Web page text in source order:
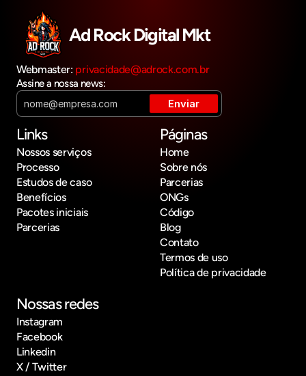
Ad Rock Digital Mkt
Webmaster: privacidade@adrock.com.br
Assine a nossa news:
Links
Nossos serviços
Processo
Estudos de caso
Benefícios
Pacotes iniciais
Parcerias
Páginas
Home
Sobre nós
Parcerias
ONGs
Código
Blog
Contato
Termos de uso
Política de privacidade
Nossas redes
Instagram
Facebook
Linkedin
X / Twitter